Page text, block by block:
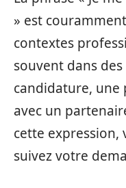
» est
contextes
souvent dans
candidature, une
avec un
cette expression,
suivez votre